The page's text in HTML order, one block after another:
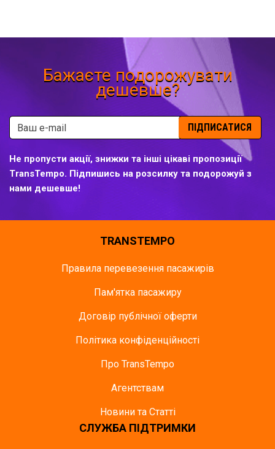
Бажаєте подорожувати
дешевше?
ПІДПИСАТИСЯ
Не пропусти акції, знижки та інші цікаві пропозиції
TransTempo. Підпишись на розсилку та подорожуй з
нами дешевше!
TRANSTEMPO
Правила перевезення пасажирів
Пам'ятка пасажиру
Договір публічної оферти
Політика конфіденційності
Про TransTempo
Агентствам
Новини та Статті
СЛУЖБА ПІДТРИМКИ